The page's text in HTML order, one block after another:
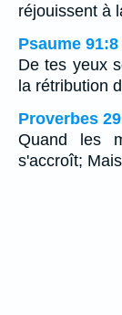
réjouissent à
Psaume 91:8
De tes yeux
la rétribution
Proverbes
Quand les
s'accroît;